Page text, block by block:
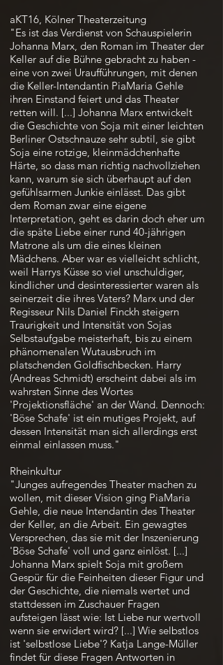
aKT16, Kölner Theaterzeitung
"Es ist das Verdienst von Schauspielerin
Johanna Marx, den Roman im Theater der
Keller auf die Bühne gebracht zu haben -
eine von zwei Uraufführungen, mit denen
die Keller-Intendantin PiaMaria Gehle
ihren Einstand feiert und das Theater
retten will. [...] Johanna Marx entwickelt
die Geschichte von Soja mit einer leichten
Berliner Ostschnauze sehr subtil, sie gibt
Soja eine rotzige, kleinmädchenhafte
Härte, so dass man richtig nachvollziehen
kann, warum sie sich überhaupt auf den
gefühlsarmen Junkie einlässt. Das gibt
dem Roman zwar eine eigene
Interpretation, geht es darin doch eher um
die späte Liebe einer rund 40-jährigen
Matrone als um die eines kleinen
Mädchens. Aber war es vielleicht schlicht,
weil Harrys Küsse so viel unschuldiger,
kindlicher und desinteressierter waren als
seinerzeit die ihres Vaters? Marx und der
Regisseur Nils Daniel Finckh steigern
Traurigkeit und Intensität von Sojas
Selbstaufgabe meisterhaft, bis zu einem
phänomenalen Wutausbruch im
platschenden Goldfischbecken. Harry
(Andreas Schmidt) erscheint dabei als im
wahrsten Sinne des Wortes
'Projektionsfläche' an der Wand. Dennoch:
'Böse Schafe' ist ein mutiges Projekt, auf
dessen Intensität man sich allerdings erst
einmal einlassen muss."
Rheinkultur
"Junges aufregendes Theater machen zu
wollen, mit dieser Vision ging PiaMaria
Gehle, die neue Intendantin des Theater
der Keller, an die Arbeit. Ein gewagtes
Versprechen, das sie mit der Inszenierung
'Böse Schafe' voll und ganz einlöst. [...]
Johanna Marx spielt Soja mit großem
Gespür für die Feinheiten dieser Figur und
der Geschichte, die niemals wertet und
stattdessen im Zuschauer Fragen
aufsteigen lässt wie: Ist Liebe nur wertvoll
wenn sie erwidert wird? [...] Wie selbstlos
ist 'selbstlose Liebe'? Katja Lange-Müller
findet für diese Fragen Antworten in